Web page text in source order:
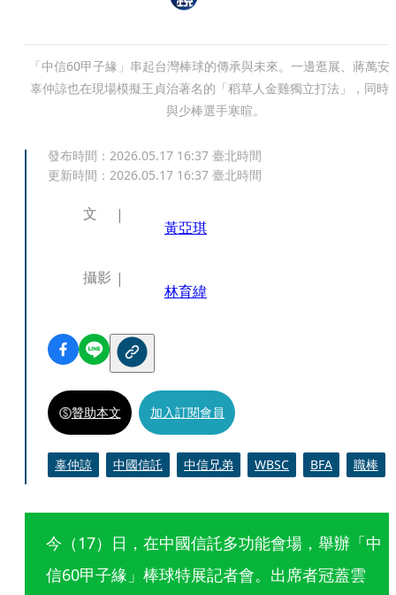
「中信60甲子緣」串起台灣棒球的傳承與未來。一邊逛展、蔣萬安
辜仲諒也在現場模擬王貞治著名的「稻草人金雞獨立打法」，同時
與少棒選手寒暄。
發布時間： 2026.05.17 16:37 臺北時間
更新時間： 2026.05.17 16:37 臺北時間
文
黃亞琪
攝影
林育緯
贊助本文 加入訂閱會員
辜仲諒 中國信託 中信兄弟 WBSC BFA 職棒
今（17）日，在中國信託多功能會場，舉辦「中
信60甲子緣」棒球特展記者會。出席者冠蓋雲